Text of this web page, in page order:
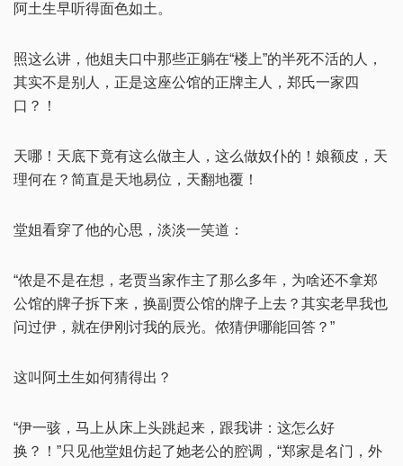
阿土生早听得面色如土。
照这么讲，他姐夫口中那些正躺在“楼上”的半死不活的人，
其实不是别人，正是这座公馆的正牌主人，郑氏一家四
口？！
天哪！天底下竟有这么做主人，这么做奴仆的！娘额皮，天
理何在？简直是天地易位，天翻地覆！
堂姐看穿了他的心思，淡淡一笑道：
“侬是不是在想，老贾当家作主了那么多年，为啥还不拿郑
公馆的牌子拆下来，换副贾公馆的牌子上去？其实老早我也
问过伊，就在伊刚讨我的辰光。侬猜伊哪能回答？”
这叫阿土生如何猜得出？
“伊一骇，马上从床上头跳起来，跟我讲：这怎么好
换？！”只见他堂姐仿起了她老公的腔调，“郑家是名门，外